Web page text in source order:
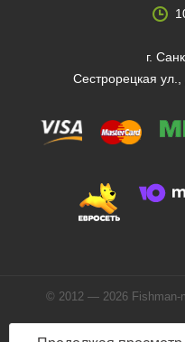
г.
Сестрорецкая
© 2012 — 2026 Fishman-